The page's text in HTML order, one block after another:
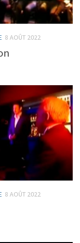
8 AOÛT 2022
8 AOÛT 2022